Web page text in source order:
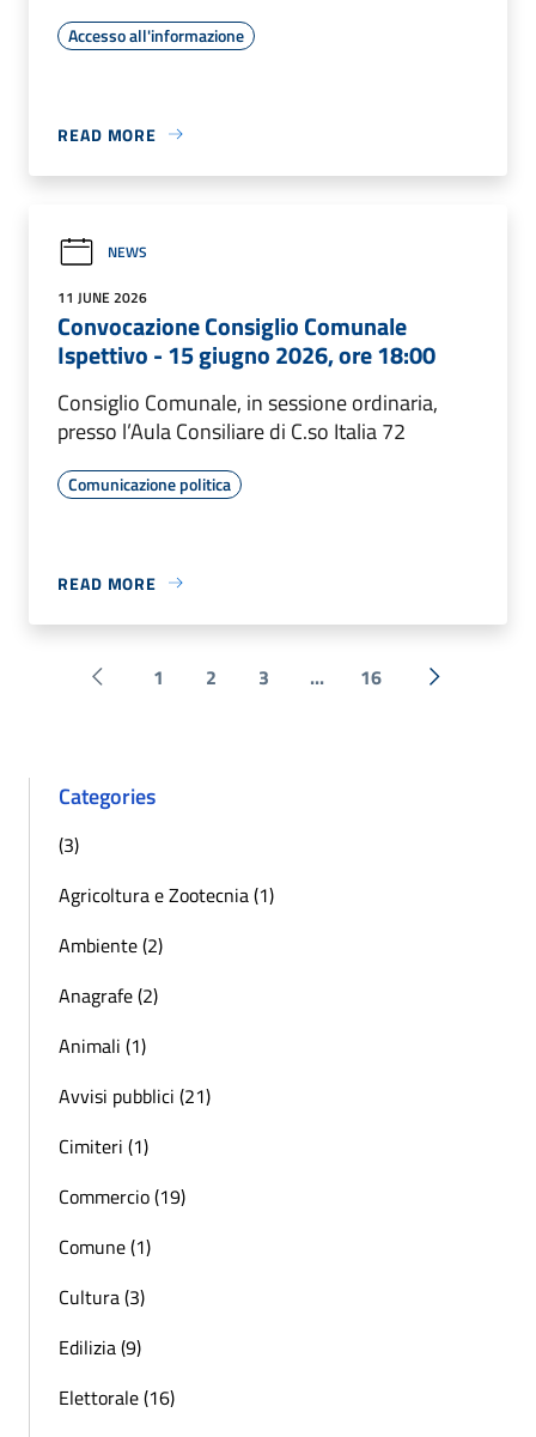
Accesso all'informazione
READ MORE
NEWS
11 JUNE 2026
Convocazione Consiglio Comunale
Ispettivo - 15 giugno 2026, ore 18:00
Consiglio Comunale, in sessione ordinaria,
presso l’Aula Consiliare di C.so Italia 72
Comunicazione politica
READ MORE
Pagina precedente
1 2 3 ... 16 Next »
Categories
(3)
Agricoltura e Zootecnia (1)
Ambiente (2)
Anagrafe (2)
Animali (1)
Avvisi pubblici (21)
Cimiteri (1)
Commercio (19)
Comune (1)
Cultura (3)
Edilizia (9)
Elettorale (16)